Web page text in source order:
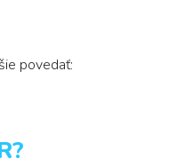
povedať: